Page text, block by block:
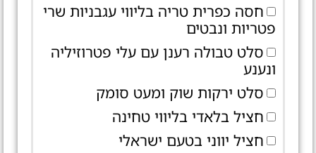
חסה כפרית טריה בליווי עגבניות שרי
פטריות ונבטים
סלט טבולה רענן עם עלי פטרוזיליה
ונענע
סלט ירקות שוק ומעט סומק
חציל בלאדי בליווי טחינה
חציל יווני בטעם ישראלי